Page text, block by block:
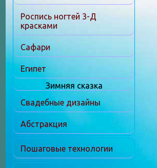
Роспись ногтей 3-Д
красками
Сафари
Египет
Зимняя сказка
Свадебные дизайны
Абстракция
Пошаговые технологии